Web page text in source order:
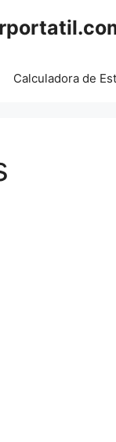
Calculadora de